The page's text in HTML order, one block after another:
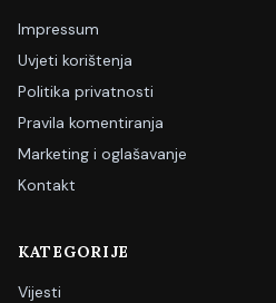
Impressum
Uvjeti korištenja
Politika privatnosti
Pravila komentiranja
Marketing i oglašavanje
Kontakt
KATEGORIJE
Vijesti